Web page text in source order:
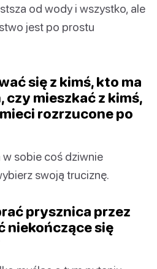
od wody i wszystko, ale
jest po prostu
się z kimś, kto ma
mieszkać z kimś,
rozrzucone po
sobie coś dziwnie
swoją truciznę.
prysznica przez
niekończące się